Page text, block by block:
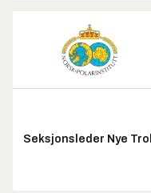
Seksjonsleder Nye Troll